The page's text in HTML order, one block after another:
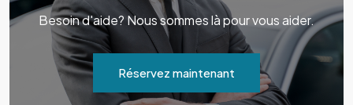
Besoin d'aide? Nous sommes là pour vous aider.
Réservez maintenant